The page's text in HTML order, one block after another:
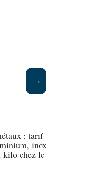
: tarif
inox
kilo chez le